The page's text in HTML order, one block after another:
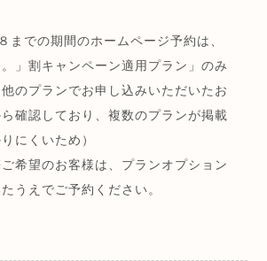
までの期間のホームページ予約は、
。」割キャンペーン適用プラン」のみ
のプランでお申し込みいただいたお
確認しており、複数のプランが掲載
にくいため）
希望のお客様は、プランオプション
うえでご予約ください。